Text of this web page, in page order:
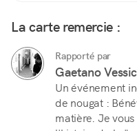
La carte remercie :
Rapporté par
Gaetano
Un événement
de nougat :
matière. Je